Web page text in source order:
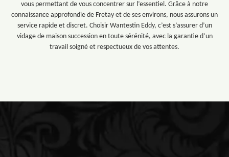
vous permettant de vous concentrer sur l’essentiel. Grâce à notre
connaissance approfondie de Fretay et de ses environs, nous assurons un
service rapide et discret. Choisir Wantestin Eddy, c’est s’assurer d’un
vidage de maison succession en toute sérénité, avec la garantie d’un
travail soigné et respectueux de vos attentes.